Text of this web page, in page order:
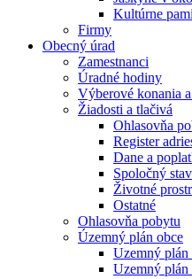
Kultúrne
Firmy
Obecný úrad
Zamestnanci
Úradné hodiny
Výberové konania
Žiadosti a tlačivá
Ohlasovňa
Register
Dane a
Spoločný
Životné
Ostatné
Ohlasovňa pobytu
Územný plán obce
Uzemný plán
Uzemný plán